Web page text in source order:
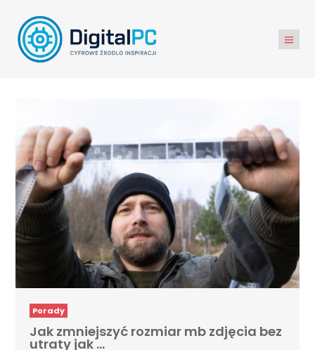
Porady
Jak zmniejszyć rozmiar mb zdjęcia bez
utraty jak …